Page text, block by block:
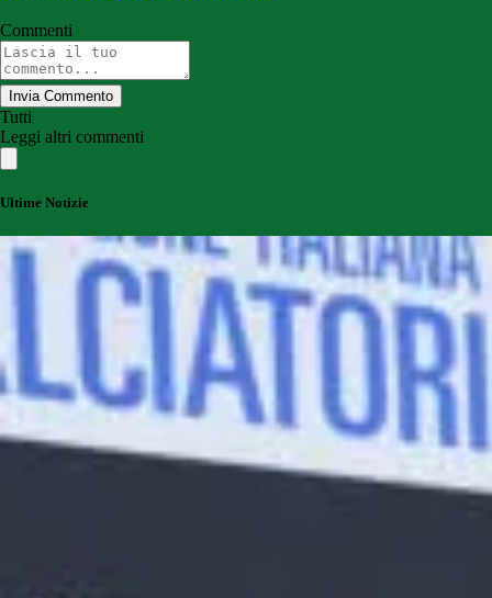
Commenti
Invia Commento
Tutti
Leggi altri commenti
Ultime Notizie